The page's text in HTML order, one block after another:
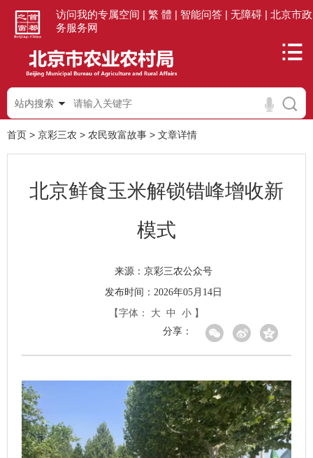
访问我的专属空间 | 繁 體 | 智能问答 | 无障碍 | 北京市政
务服务网
站内搜索
首页 > 京彩三农 > 农民致富故事 > 文章详情
北京鲜食玉米解锁错峰增收新
模式
来源： 京彩三农公众号
发布时间：2026年05月14日
【字体：
大 中 小 】
分享：